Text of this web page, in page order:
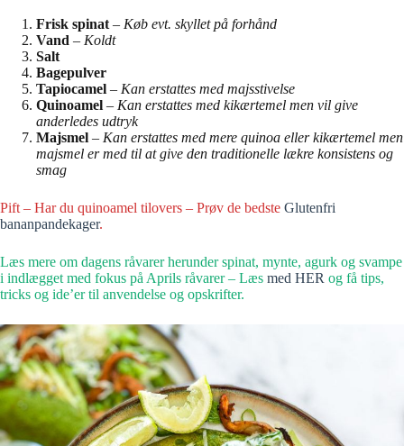
Frisk spinat – Køb evt. skyllet på forhånd
Vand – Koldt
Salt
Bagepulver
Tapiocamel – Kan erstattes med majsstivelse
Quinoamel – Kan erstattes med kikærtemel men vil give
anderledes udtryk
Majsmel – Kan erstattes med mere quinoa eller kikærtemel men
majsmel er med til at give den traditionelle lækre konsistens og
smag
Pift – Har du quinoamel tilovers – Prøv de bedste Glutenfri
bananpandekager.
Læs mere om dagens råvarer herunder spinat, mynte, agurk og svampe
i indlægget med fokus på Aprils råvarer – Læs med HER og få tips,
tricks og ide’er til anvendelse og opskrifter.